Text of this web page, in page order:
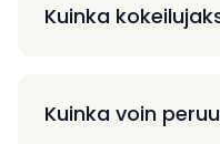
Kuinka
Kuinka voin